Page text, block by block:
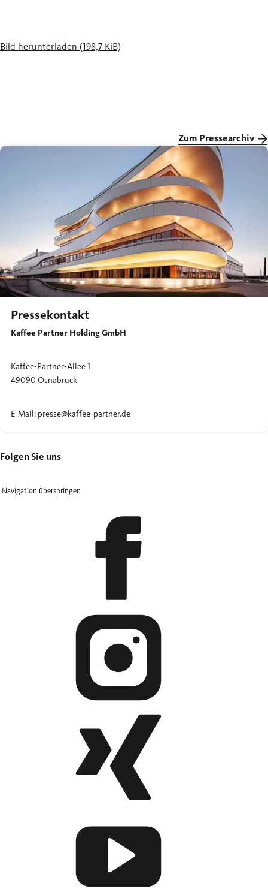
Bild herunterladen (198,7 KiB)
Zum Pressearchiv
Pressekontakt
Kaffee Partner Holding GmbH
Kaffee-Partner-Allee 1
49090 Osnabrück
E-Mail: presse@kaffee-partner.de
Folgen Sie uns
Navigation überspringen